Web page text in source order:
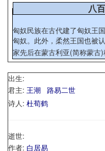
八
匈奴民族在古代建了匈奴王
匈奴。此外，柔然王国也被
家先后在蒙古利亚(简称蒙古
出生:
君主: 王潮
路易二世
诗人: 杜荀鹤
逝世:
作者: 白居易